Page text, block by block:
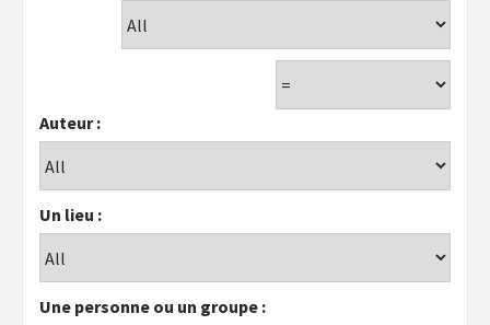
Auteur :
Un lieu :
Une personne ou un groupe :